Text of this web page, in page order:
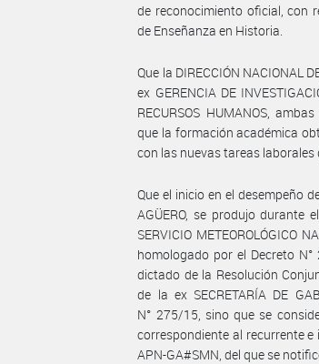
de reconocimiento oficial, con
de Enseñanza en Historia.
Que la DIRECCIÓN NACIONAL
ex GERENCIA DE
RECURSOS HUMANOS,
que la formación académica
con las nuevas tareas laborales
Que el inicio en el desempeño
AGÜERO, se produjo durante
SERVICIO METEOROLÓGICO
homologado por el Decreto
dictado de la Resolución
de la ex SECRETARÍA DE
N° 275/15, sino que se
correspondiente al recurrente
APN-GA#SMN, del que se